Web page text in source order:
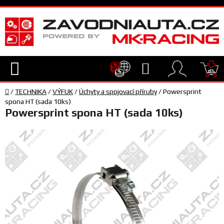
Přejít
na
obsah
Hledat
TECHNIKA
JEZDEC
TÝM
SERVIS
Domů
/TECHNIKA/VÝFUK/Úchyty a spojovací příruby/Powersprint
spona HT (sada 10ks)
Powersprint spona HT (sada 10ks)